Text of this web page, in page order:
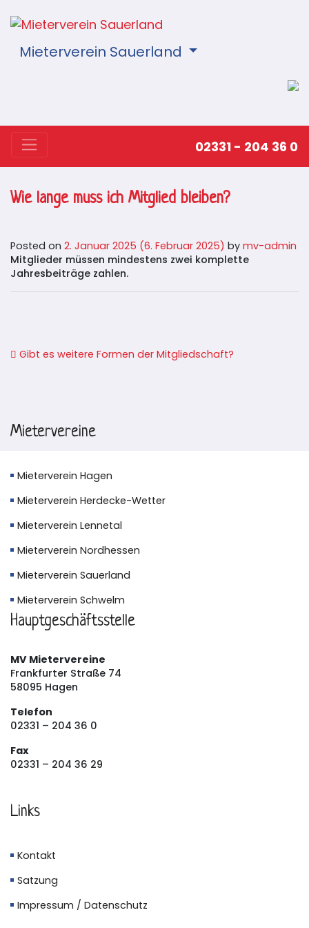
Mieterverein Sauerland
02331 - 204 36 0
Wie lange muss ich Mitglied bleiben?
Posted on 2. Januar 2025 (6. Februar 2025) by mv-admin
Mitglieder müssen mindestens zwei komplette
Jahresbeiträge zahlen.
Beitrags-Navigation
Gibt es weitere Formen der Mitgliedschaft?
Mietervereine
Mieterverein Hagen
Mieterverein Herdecke-Wetter
Mieterverein Lennetal
Mieterverein Nordhessen
Mieterverein Sauerland
Mieterverein Schwelm
Hauptgeschäftsstelle
MV Mietervereine
Frankfurter Straße 74
58095 Hagen
Telefon
02331 – 204 36 0
Fax
02331 – 204 36 29
Links
Kontakt
Satzung
Impressum / Datenschutz